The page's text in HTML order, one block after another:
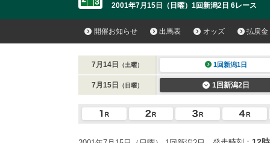
2001年7月15日（日曜）1回新潟2日 6レース
開催お知らせ 出馬表 オッズ 払戻金
7月14日 （土曜） 1回新潟1日
7月15日 （日曜） 1回新潟2日